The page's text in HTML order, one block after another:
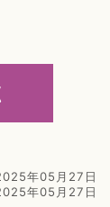
年05月27日
年05月27日